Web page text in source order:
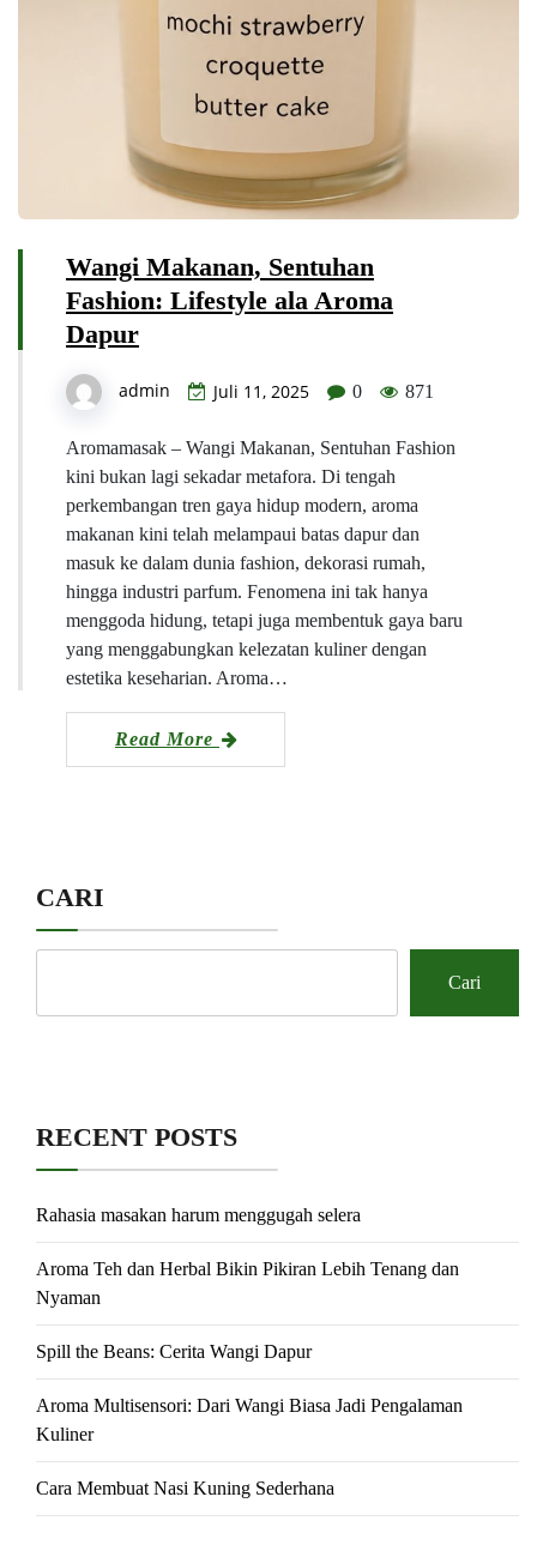
Wangi Makanan, Sentuhan
Fashion: Lifestyle ala Aroma
Dapur
admin Juli 11, 2025 0 871
Aromamasak – Wangi Makanan, Sentuhan Fashion
kini bukan lagi sekadar metafora. Di tengah
perkembangan tren gaya hidup modern, aroma
makanan kini telah melampaui batas dapur dan
masuk ke dalam dunia fashion, dekorasi rumah,
hingga industri parfum. Fenomena ini tak hanya
menggoda hidung, tetapi juga membentuk gaya baru
yang menggabungkan kelezatan kuliner dengan
estetika keseharian. Aroma…
Read More
CARI
Cari
RECENT POSTS
Rahasia masakan harum menggugah selera
Aroma Teh dan Herbal Bikin Pikiran Lebih Tenang dan
Nyaman
Spill the Beans: Cerita Wangi Dapur
Aroma Multisensori: Dari Wangi Biasa Jadi Pengalaman
Kuliner
Cara Membuat Nasi Kuning Sederhana